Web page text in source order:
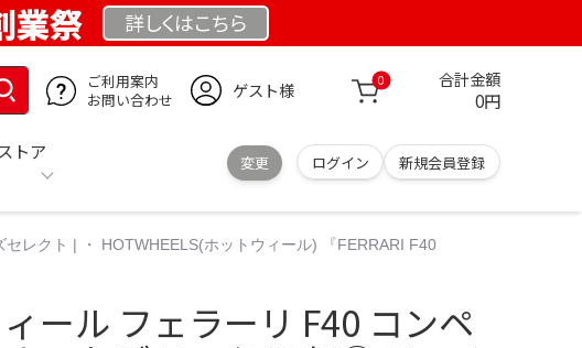
業祭 詳しくはこちら
ご利用案内
お問い合わせ
ゲスト様 0 合計金額
0円
トア
変更 ログイン 新規会員登録
レクト | ・ HOTWHEELS(ホットウィール) 『FERRARI F40
ール フェラーリ F40 コンペ